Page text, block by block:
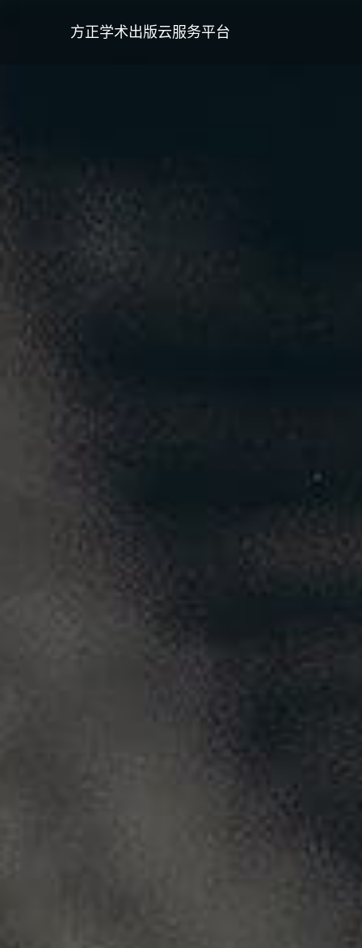
方正学术出版云服务平台